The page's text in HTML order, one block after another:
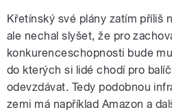
Křetínský své plány zatím příliš
ale nechal slyšet, že pro
konkurenceschopnosti bude
do kterých si lidé chodí pro
odevzdávat. Tedy podobnou
zemi má například Amazon a